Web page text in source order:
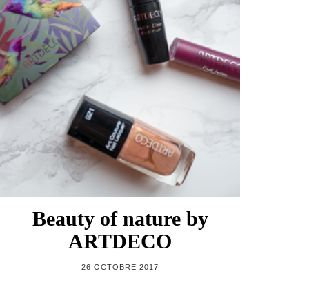
Beauty of nature by
ARTDECO
26 OCTOBRE 2017